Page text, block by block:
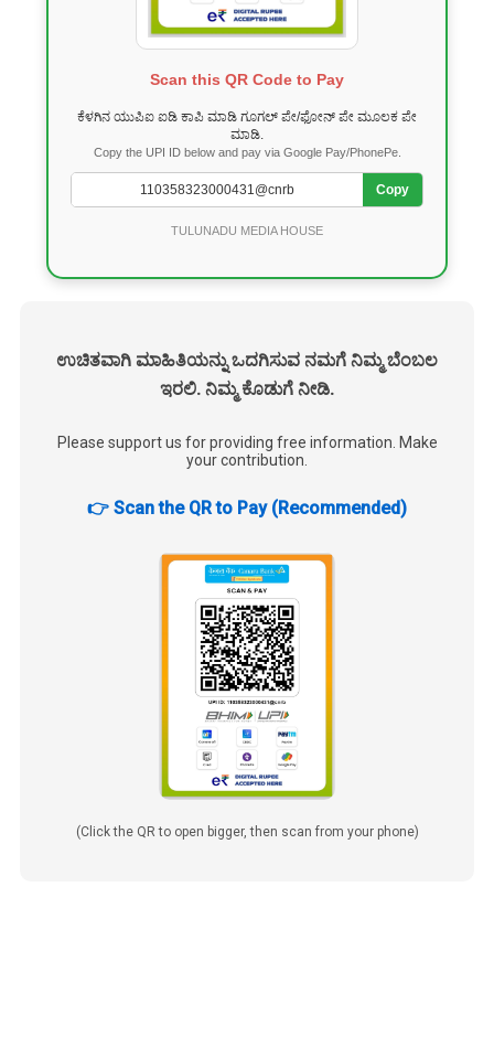
Scan this QR Code to Pay
ಕೆಳಗಿನ ಯುಪಿಐ ಐಡಿ ಕಾಪಿ ಮಾಡಿ ಗೂಗಲ್ ಪೇ/ಫೋನ್ ಪೇ ಮೂಲಕ ಪೇ
ಮಾಡಿ.
Copy the UPI ID below and pay via Google Pay/PhonePe.
Copy
TULUNADU MEDIA HOUSE
ಉಚಿತವಾಗಿ ಮಾಹಿತಿಯನ್ನು ಒದಗಿಸುವ ನಮಗೆ ನಿಮ್ಮ ಬೆಂಬಲ
ಇರಲಿ. ನಿಮ್ಮ ಕೊಡುಗೆ ನೀಡಿ.
Please support us for providing free information. Make
your contribution.
👉 Scan the QR to Pay (Recommended)
(Click the QR to open bigger, then scan from your phone)